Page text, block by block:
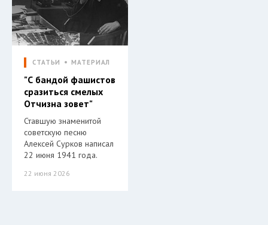
СТАТЬИ МАТЕРИАЛ
"С бандой фашистов
сразиться смелых
Отчизна зовет"
Ставшую знаменитой
советскую песню
Алексей Сурков написал
22 июня 1941 года.
22 июня 2026